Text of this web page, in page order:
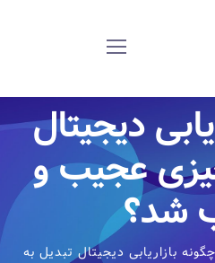
دیجیتال
عجیب و
شد؟
چگونه بازاریابی دیجیتال تبدیل به